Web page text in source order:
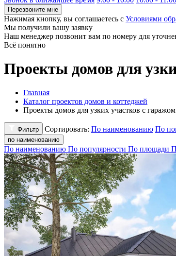
Перезвоните мне
Нажимая кнопку, вы соглашаетесь с Условиями
Мы получили вашу заявку
Наш менеджер позвонит вам по номеру для
Всё понятно
Проекты домов для
Главная
Каталог проектов домов и коттеджей
Проекты домов для узких участков с гаражом
Фильтр Сортировать: По наименованию По
по наименованию
По наименованию По популярности По площади